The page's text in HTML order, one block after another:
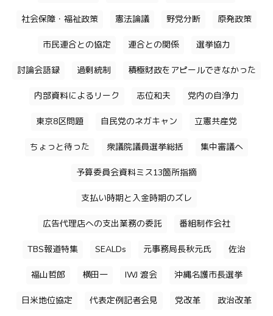
社会保障・福祉政策 憲法論議 野党分断 原発政策
市民連合との協定 連合との関係 選挙協力
討論会語録 過剰統制 積極財政をアピールできなかった
内部資料によるリーク 志位和夫 党内の自浄力
東京8区問題 自民党のネガキャン 立憲共産党
ちょっと待った 衆議院議員選挙総括 集中審議へ
予算委員会資料ミス13箇所指摘
支払い時期と入金時期のズレ
広告代理店への支出業務の委託 番組制作会社
TBS報道特集 SEALDs 元事務局長秋元氏 佐治
福山哲郎 横田一 IWJ 渡会 沖縄名護市長選挙
日米地位協定 代表定例記者会見 党改革 政治改革